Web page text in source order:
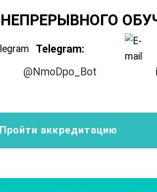
Telegram:
@NmoDpo_Bot
Пройти аккредитацию